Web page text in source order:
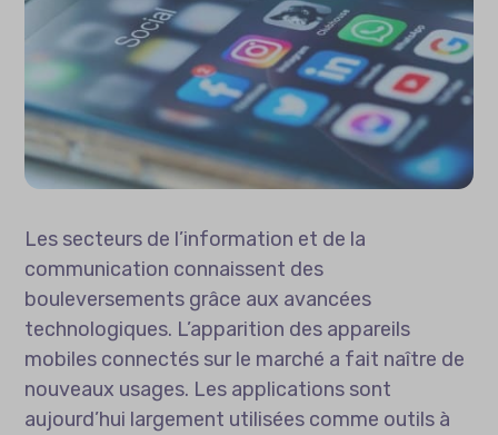
Les secteurs de l’information et de la
communication connaissent des
bouleversements grâce aux avancées
technologiques. L’apparition des appareils
mobiles connectés sur le marché a fait naître de
nouveaux usages. Les applications sont
aujourd’hui largement utilisées comme outils à